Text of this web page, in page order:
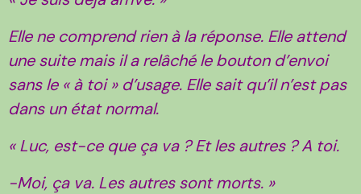
Elle ne comprend rien à la réponse. Elle attend
une suite mais il a relâché le bouton d’envoi
sans le « à toi » d’usage. Elle sait qu’il n’est pas
dans un état normal.
« Luc, est-ce que ça va ? Et les autres ? A toi.
-Moi, ça va. Les autres sont morts. »